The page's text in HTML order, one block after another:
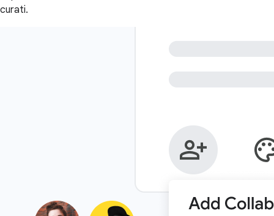
curati.